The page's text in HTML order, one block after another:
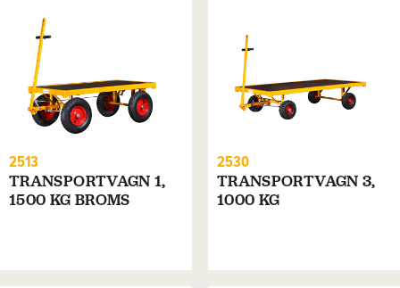
2513
TRANSPORTVAGN 1,
1500 KG BROMS
2530
TRANSPORTVAGN 3,
1000 KG